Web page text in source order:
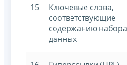
15
Ключевые слова,
соответствующие
содержанию набора
данных